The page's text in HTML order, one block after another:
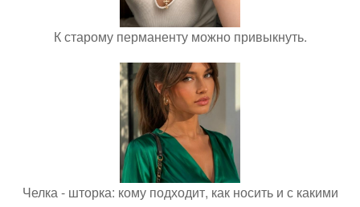
К старому перманенту можно привыкнуть.
Челка - шторка: кому подходит, как носить и с какими